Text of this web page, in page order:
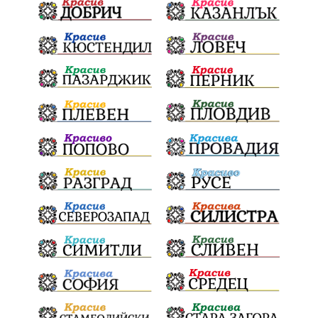
съединение активни граждане
активни граждане Честване убийство
Павел Стоименов
майка МЕЧ дебат детектор на лъжата
любов МВР гласове конфликт сигнали
проверки протест срещи честност
битка за справедливост интерес съзнание
кмет правосъдие президент реалност